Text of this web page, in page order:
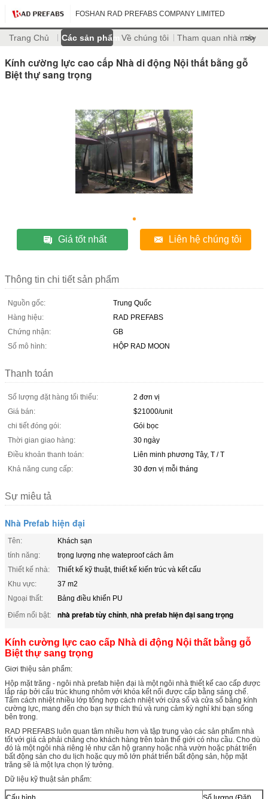
FOSHAN RAD PREFABS COMPANY LIMITED
Trang Chủ Các sản phẩm Về chúng tôi Tham quan nhà máy
>>
Kính cường lực cao cấp Nhà di động Nội thất bằng gỗ
Biệt thự sang trọng
Giá tốt nhất Liên hệ chúng tôi
Thông tin chi tiết sản phẩm
Nguồn gốc:
Trung Quốc
Hàng hiệu:
RAD PREFABS
Chứng nhận:
GB
Số mô hình:
HỘP RAD MOON
Thanh toán
Số lượng đặt hàng tối thiểu:
2 đơn vị
Giá bán:
$21000/unit
chi tiết đóng gói:
Gói bọc
Thời gian giao hàng:
30 ngày
Điều khoản thanh toán:
Liên minh phương Tây, T / T
Khả năng cung cấp:
30 đơn vị mỗi tháng
Sự miêu tả
Nhà Prefab hiện đại
Tên:
Khách sạn
tính năng:
trọng lượng nhẹ wateproof cách âm
Thiết kế nhà:
Thiết kế kỹ thuật, thiết kế kiến ​​trúc và kết cấu
Khu vực:
37 m2
Ngoại thất:
Bảng điều khiển PU
Điểm nổi bật:
nhà prefab tùy chỉnh, nhà prefab hiện đại sang trọng
Kính cường lực cao cấp Nhà di động Nội thất bằng gỗ
Biệt thự sang trọng
Giơi thiệu sản phẩm:
Hộp mặt trăng - ngôi nhà prefab hiện đại là một ngôi nhà thiết kế cao cấp được
lắp ráp bởi cấu trúc khung nhôm với khóa kết nối được cấp bằng sáng chế.
Tấm cách nhiệt nhiều lớp tổng hợp cách nhiệt với cửa sổ và cửa sổ bằng kính
cường lực, mang đến cho bạn sự thích thú và rung cảm kỳ nghỉ khi bạn sống
bên trong.
RAD PREFABS luôn quan tâm nhiều hơn và tập trung vào các sản phẩm nhà
tốt với giá cả phải chăng cho khách hàng trên toàn thế giới có nhu cầu. Cho dù
đó là một ngôi nhà riêng lẻ như căn hộ granny hoặc nhà vườn hoặc phát triển
bất động sản cho du lịch hoặc quy mô lớn phát triển bất động sản, hộp mặt
trăng sẽ là một lựa chọn lý tưởng.
Dữ liệu kỹ thuật sản phẩm: